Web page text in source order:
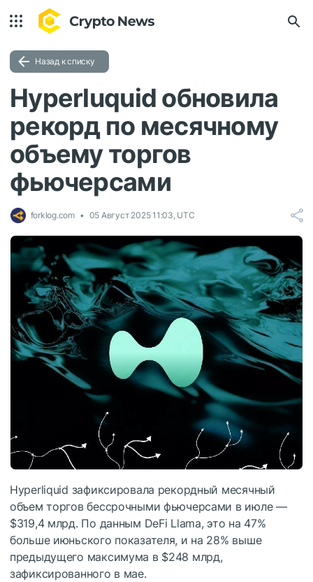
Назад к списку
Hyperluquid обновила
рекорд по месячному
объему торгов
фьючерсами
forklog.com 05 Август 2025 11:03, UTC
Hyperliquid зафиксировала рекордный месячный
объем торгов бессрочными фьючерсами в июле —
$319,4 млрд. По данным DeFi Llama, это на 47%
больше июньского показателя, и на 28% выше
предыдущего максимума в $248 млрд,
зафиксированного в мае.